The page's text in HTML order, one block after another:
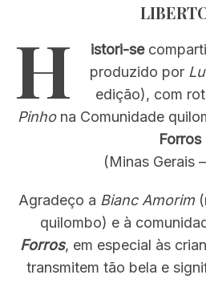
H istori-se
produzido por
edição), com
Pinhona Comunidade
Forros
(Minas Gerais
Agradeço a Bianc Amorim
quilombo) e à
Forros, em especial às
transmitem tão bela e